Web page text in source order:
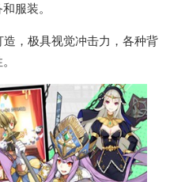
服装。
，极具视觉冲击力，各种背